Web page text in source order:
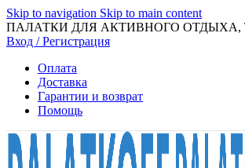
Skip to navigation Skip to main content
ПАЛАТКИ ДЛЯ АКТИВНОГО ОТДЫХА,
Вход / Регистрация
Оплата
Доставка
Гарантии и возврат
Помощь